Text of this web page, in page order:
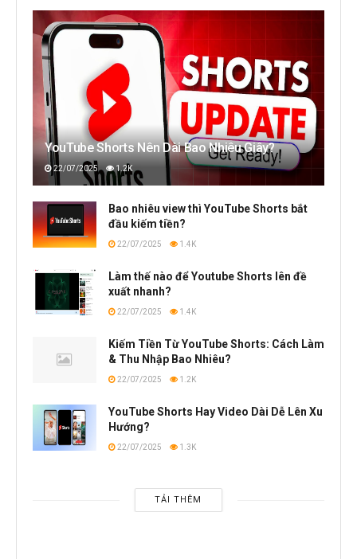
YouTube Shorts Nên Dài Bao Nhiêu Giây?
22/07/2025 1.2K
Bao nhiêu view thì YouTube Shorts bắt
đầu kiếm tiền?
22/07/2025 1.4K
Làm thế nào để Youtube Shorts lên đề
xuất nhanh?
22/07/2025 1.4K
Kiếm Tiền Từ YouTube Shorts: Cách Làm
& Thu Nhập Bao Nhiêu?
22/07/2025 1.2K
YouTube Shorts Hay Video Dài Dễ Lên Xu
Hướng?
22/07/2025 1.3K
TẢI THÊM